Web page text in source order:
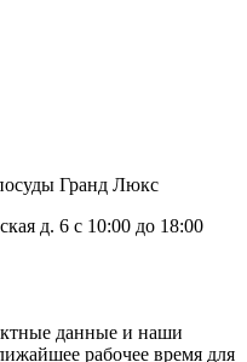
Гранд Люкс
д. 6 с 10:00 до 18:00
данные и наши
рабочее время для